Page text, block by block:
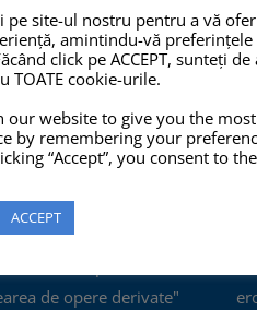
imaginile și textele din
site sunt proprietate
și NU este permisă
multiplicarea sau
în scopuri
NU este permisă
distorsionarea
de opere derivate"
pe site-ul nostru pentru a vă
amintindu-vă preferințele
click pe ACCEPT, sunteți de
TOATE cookie-urile.
our website to give you the most
by remembering your
“Accept”, you consent to
ACCEPT